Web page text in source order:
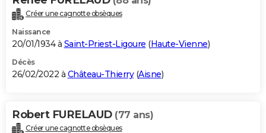
Carte de Noël
Carte Bonne année
Carte Saint-Valentin
Carte Pâques
Carte d'anniversaire
DICTIONNAIRE
Dictionnaire
Biographies
Citations
Expressions
Proverbes
PROGRAMME TV
S'inscrire
Se connecter
Lycées
Collèges
Primaires
Universités
Entreprises
Service militaire
Avis de recherche
AVIS DE DÉCÈS
Bricolage
Lifestyle
Culture
Sport
Auto
Television
Voyage
Cinema
Créer une cagnotte obsèques
Naissance
20/01/1934 à Saint-Priest-Ligoure (Haute-Vienne)
Décès
26/02/2022 à Château-Thierry(Aisne)
Robert FURELAUD (77 ans)
Créer une cagnotte obsèques